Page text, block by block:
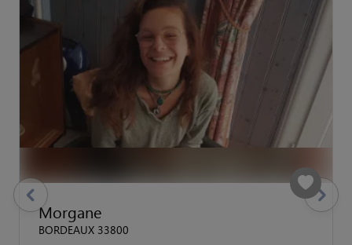
Morgane
BORDEAUX 33800
previous Suivant